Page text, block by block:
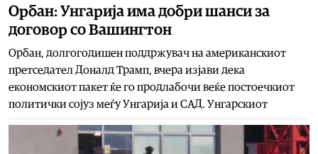
Орбан: Унгарија има добри шанси за
договор со Вашингтон
Орбан, долгогодишен поддржувач на американскиот
претседател Доналд Трамп, вчера изјави дека
економскиот пакет ќе го продлабочи веќе постоечкиот
политички сојуз меѓу Унгарија и САД. Унгарскиот